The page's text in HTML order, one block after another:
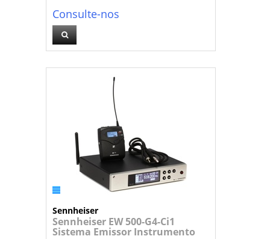
Consulte-nos
Sennheiser
Sennheiser EW 500-G4-Ci1
Sistema Emissor Instrumento